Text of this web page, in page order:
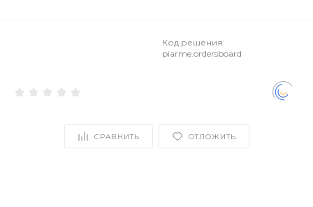
Код решения:
piarme.ordersboard
СРАВНИТЬ ОТЛОЖИТЬ